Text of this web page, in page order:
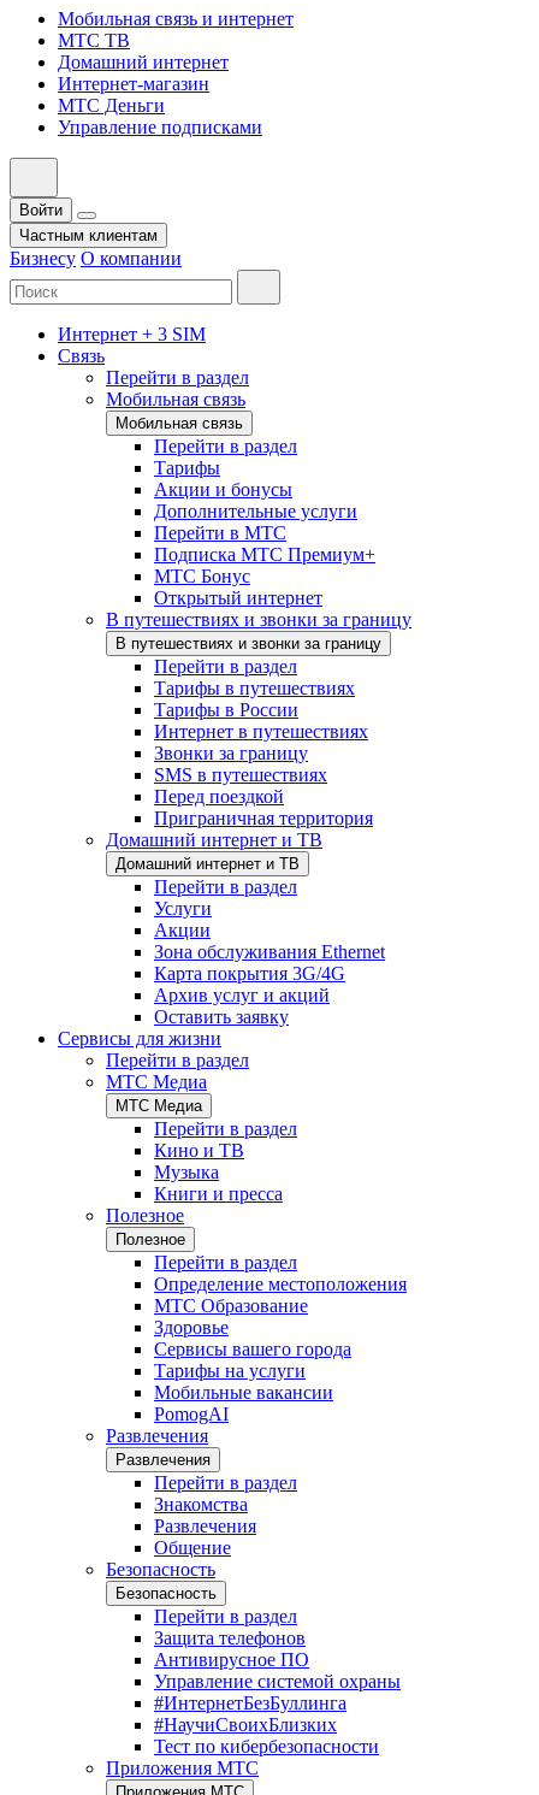
Мобильная связь и интернет
МТС ТВ
Домашний интернет
Интернет-магазин
МТС Деньги
Управление подписками
Войти
Частным клиентам
Бизнесу О компании
Интернет + 3 SIM
Связь
Перейти в раздел
Мобильная связь
Мобильная связь
Перейти в раздел
Тарифы
Акции и бонусы
Дополнительные услуги
Перейти в МТС
Подписка МТС Премиум+
МТС Бонус
Открытый интернет
В путешествиях и звонки за границу
В путешествиях и звонки за границу
Перейти в раздел
Тарифы в путешествиях
Тарифы в России
Интернет в путешествиях
Звонки за границу
SMS в путешествиях
Перед поездкой
Приграничная территория
Домашний интернет и ТВ
Домашний интернет и ТВ
Перейти в раздел
Услуги
Акции
Зона обслуживания Ethernet
Карта покрытия 3G/4G
Архив услуг и акций
Оставить заявку
Сервисы для жизни
Перейти в раздел
МТС Медиа
МТС Медиа
Перейти в раздел
Кино и ТВ
Музыка
Книги и пресса
Полезное
Полезное
Перейти в раздел
Определение местоположения
МТС Образование
Здоровье
Сервисы вашего города
Тарифы на услуги
Мобильные вакансии
PomogAI
Развлечения
Развлечения
Перейти в раздел
Знакомства
Развлечения
Общение
Безопасность
Безопасность
Перейти в раздел
Защита телефонов
Антивирусное ПО
Управление системой охраны
#ИнтернетБезБуллинга
#НаучиСвоихБлизких
Тест по кибербезопасности
Приложения МТС